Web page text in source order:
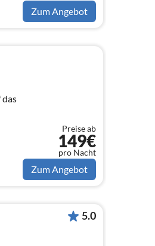
Zum Angebot
Preise ab
149€
pro Nacht
Zum Angebot
5.0